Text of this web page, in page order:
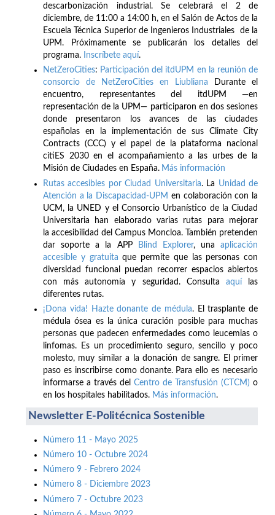
descarbonización industrial. Se celebrará el 2 de
diciembre, de 11:00 a 14:00 h, en el Salón de Actos de la
Escuela Técnica Superior de Ingenieros Industriales de la
UPM. Próximamente se publicarán los detalles del
programa.
Inscríbete aquí.
NetZeroCities: Participación del itdUPM en la reunión de
consorcio de NetZeroCities en Liubliana Durante el
encuentro, representantes del itdUPM —en
representación de la UPM— participaron en dos sesiones
donde presentaron los avances de las ciudades
españolas en la implementación de sus Climate City
Contracts (CCC) y el papel de la plataforma nacional
citiES 2030 en el acompañamiento a las urbes de la
Misión de Ciudades en España. Más información
Rutas accesibles por Ciudad Universitaria. La Unidad de
Atención a la Discapacidad-UPM en colaboración con la
UCM, la UNED y el Consorcio Urbanístico de la Ciudad
Universitaria han elaborado varias rutas para mejorar
la accesibilidad del Campus Moncloa. También pretenden
dar soporte a la APP
Blind Explorer, una aplicación
accesible y gratuita que permite que las personas con
diversidad funcional puedan recorrer espacios abiertos
con más autonomía y seguridad. Consulta aquílas
diferentes rutas.
¡Dona vida! Hazte donante de médula. El trasplante de
médula ósea es la única curación posible para muchas
personas que padecen enfermedades como leucemias o
linfomas. Es un procedimiento seguro, sencillo y poco
molesto, muy similar a la donación de sangre. El primer
paso es inscribirse como donante. Para ello es necesario
informarse a través del Centro de Transfusión (CTCM) o
en los hospitales habilitados. Más información.
Newsletter E-Politécnica Sostenible
Número 11 - Mayo 2025
Número 10 - Octubre 2024
Número 9 - Febrero 2024
Número 8 - Diciembre 2023
Número 7 - Octubre 2023